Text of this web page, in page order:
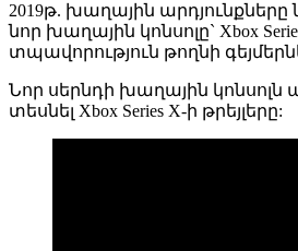
2019թ. խաղային արդյունքները
նոր խաղային կոնսոլը` Xbox
տպավորություն թողնի
Նոր սերնդի խաղային կոնսոլն
տեսնել Xbox Series X-ի թրեյլերը: